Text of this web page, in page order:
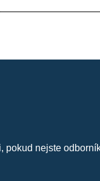
nejste